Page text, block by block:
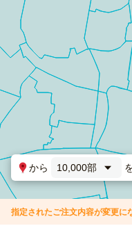
から 10,000部
指定されたご注文内容が変更に